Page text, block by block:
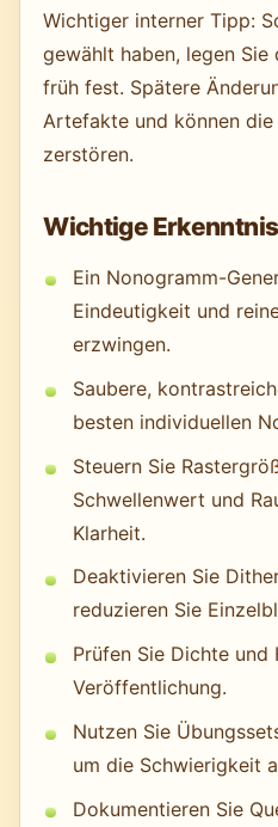
Wichtiger interner Tipp:
gewählt haben, legen Sie
früh fest. Spätere
Artefakte und können
zerstören.
Wichtige
Ein Nonogramm-
Eindeutigkeit und
erzwingen.
Saubere,
besten individuellen
Steuern Sie
Schwellenwert und
Klarheit.
Deaktivieren Sie
reduzieren Sie
Prüfen Sie Dichte
Veröffentlichung.
Nutzen Sie
um die Schwierigkeit
Dokumentieren Sie